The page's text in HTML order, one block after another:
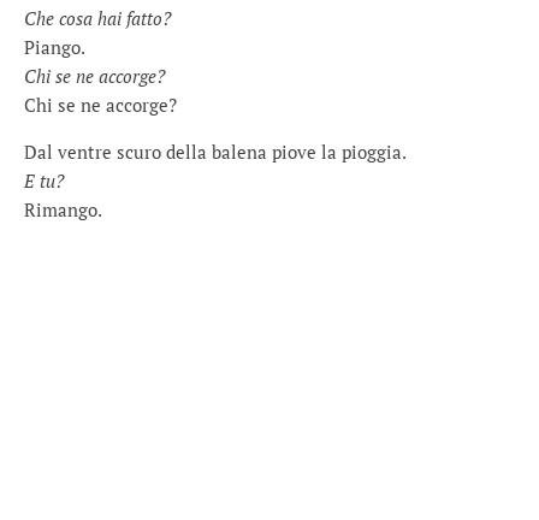
Che cosa hai fatto?
Piango.
Chi se ne accorge?
Chi se ne accorge?
Dal ventre scuro della balena piove la pioggia.
E tu?
Rimango.